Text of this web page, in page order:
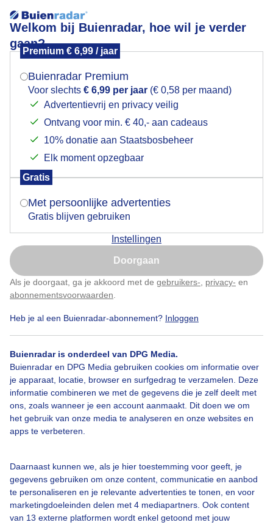
Welkom bij Buienradar, hoe wil je verder
gaan?
Premium € 6,99 / jaar
Buienradar Premium
Voor slechts € 6,99 per jaar (€ 0,58 per maand)
Advertentievrij en privacy veilig
Ontvang voor min. € 40,- aan cadeaus
10% donatie aan Staatsbosbeheer
Elk moment opzegbaar
Gratis
Met persoonlijke advertenties
Gratis blijven gebruiken
Instellingen
Doorgaan
Als je doorgaat, ga je akkoord met de gebruikers- privacy- en
abonnementsvoorwaarden
Heb je al een Buienradar-abonnement? Inloggen
Buienradar is onderdeel van DPG Media.
Buienradar en DPG Media gebruiken cookies om informatie over
je apparaat, locatie, browser en surfgedrag te verzamelen. Deze
informatie combineren we met de gegevens die je zelf deelt met
ons, zoals wanneer je een account aanmaakt. Dit doen we om
het gebruik van onze media te analyseren en onze websites en
apps te verbeteren.
Daarnaast kunnen we, als je hier toestemming voor geeft, je
gegevens gebruiken om onze content, communicatie en aanbod
te personaliseren en je relevante advertenties te tonen, en voor
marketingdoeleinden delen met 4 mediapartners. Ook content
van 13 externe platformen wordt enkel getoond met jouw
Oranje boven!
Fijne Koningsdag allemaal! 'Some see a weed Some
see a wish'
Door: Amanda van den Berg
Oranje Oranjeboven Zonsondergang
Bekijk slideshow
Een moment geduld aub...
Mogen we je locatie gebruiken voor het
Indien je hier nog geen akkoord op hebt gegeven,
verschijnt er zo een pop-up uit je browser waarin
Is goed, toon de popup
Nu niet, misschien later
Klik hierom dit aan te passen